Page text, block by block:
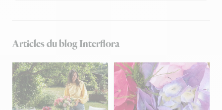
Articles du blog Interflora